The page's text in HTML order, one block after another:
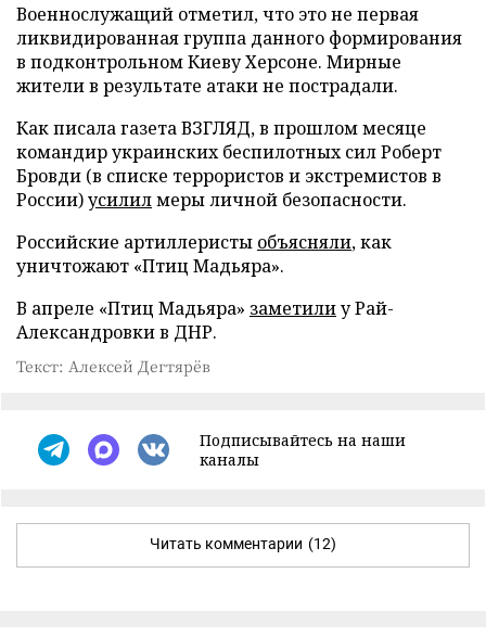
Военнослужащий отметил, что это не первая
ликвидированная группа данного формирования
в подконтрольном Киеву Херсоне. Мирные
жители в результате атаки не пострадали.
Как писала газета ВЗГЛЯД, в прошлом месяце
командир украинских беспилотных сил Роберт
Бровди (в списке террористов и экстремистов в
России)усилилмеры личной безопасности.
Российские артиллеристы объясняли, как
уничтожают «Птиц Мадьяра».
В апреле «Птиц Мадьяра» заметилиу Рай-
Александровки в ДНР.
Текст: Алексей Дегтярёв
Подписывайтесь на наши
каналы
Читать комментарии (12)